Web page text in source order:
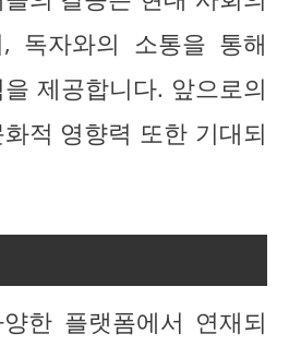
독자와의 소통을 통해
제공합니다. 앞으로의
적 영향력 또한 기대되
한 플랫폼에서 연재되